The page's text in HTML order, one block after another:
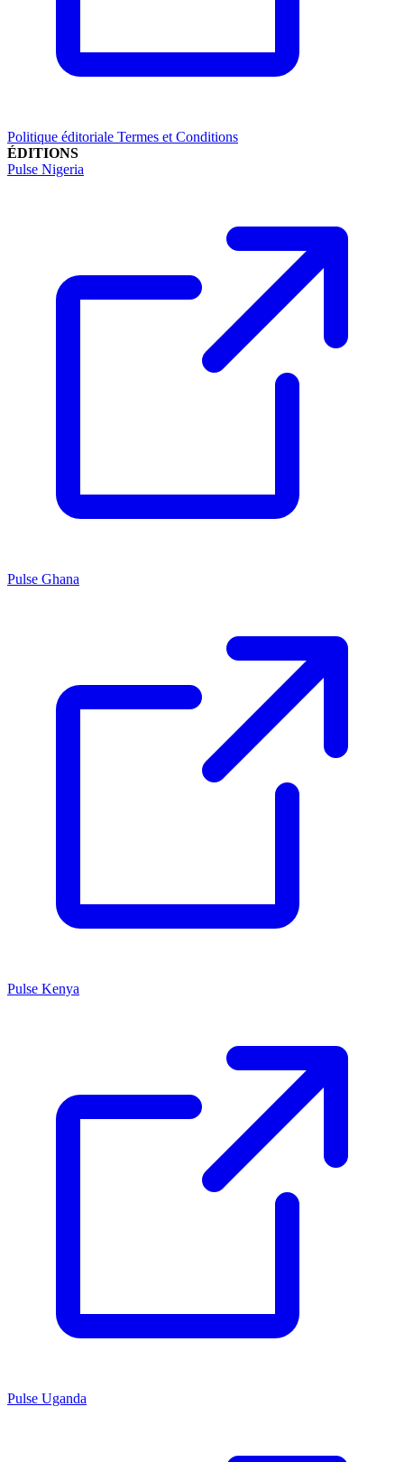
Politique éditoriale Termes et Conditions
ÉDITIONS
Pulse Nigeria
Pulse Ghana
Pulse Kenya
Pulse Uganda